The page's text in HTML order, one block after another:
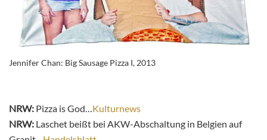
Jennifer Chan: Big Sausage Pizza I, 2013
NRW: Pizza is God…Kulturnews
NRW: Laschet beißt bei AKW-Abschaltung in Belgien auf